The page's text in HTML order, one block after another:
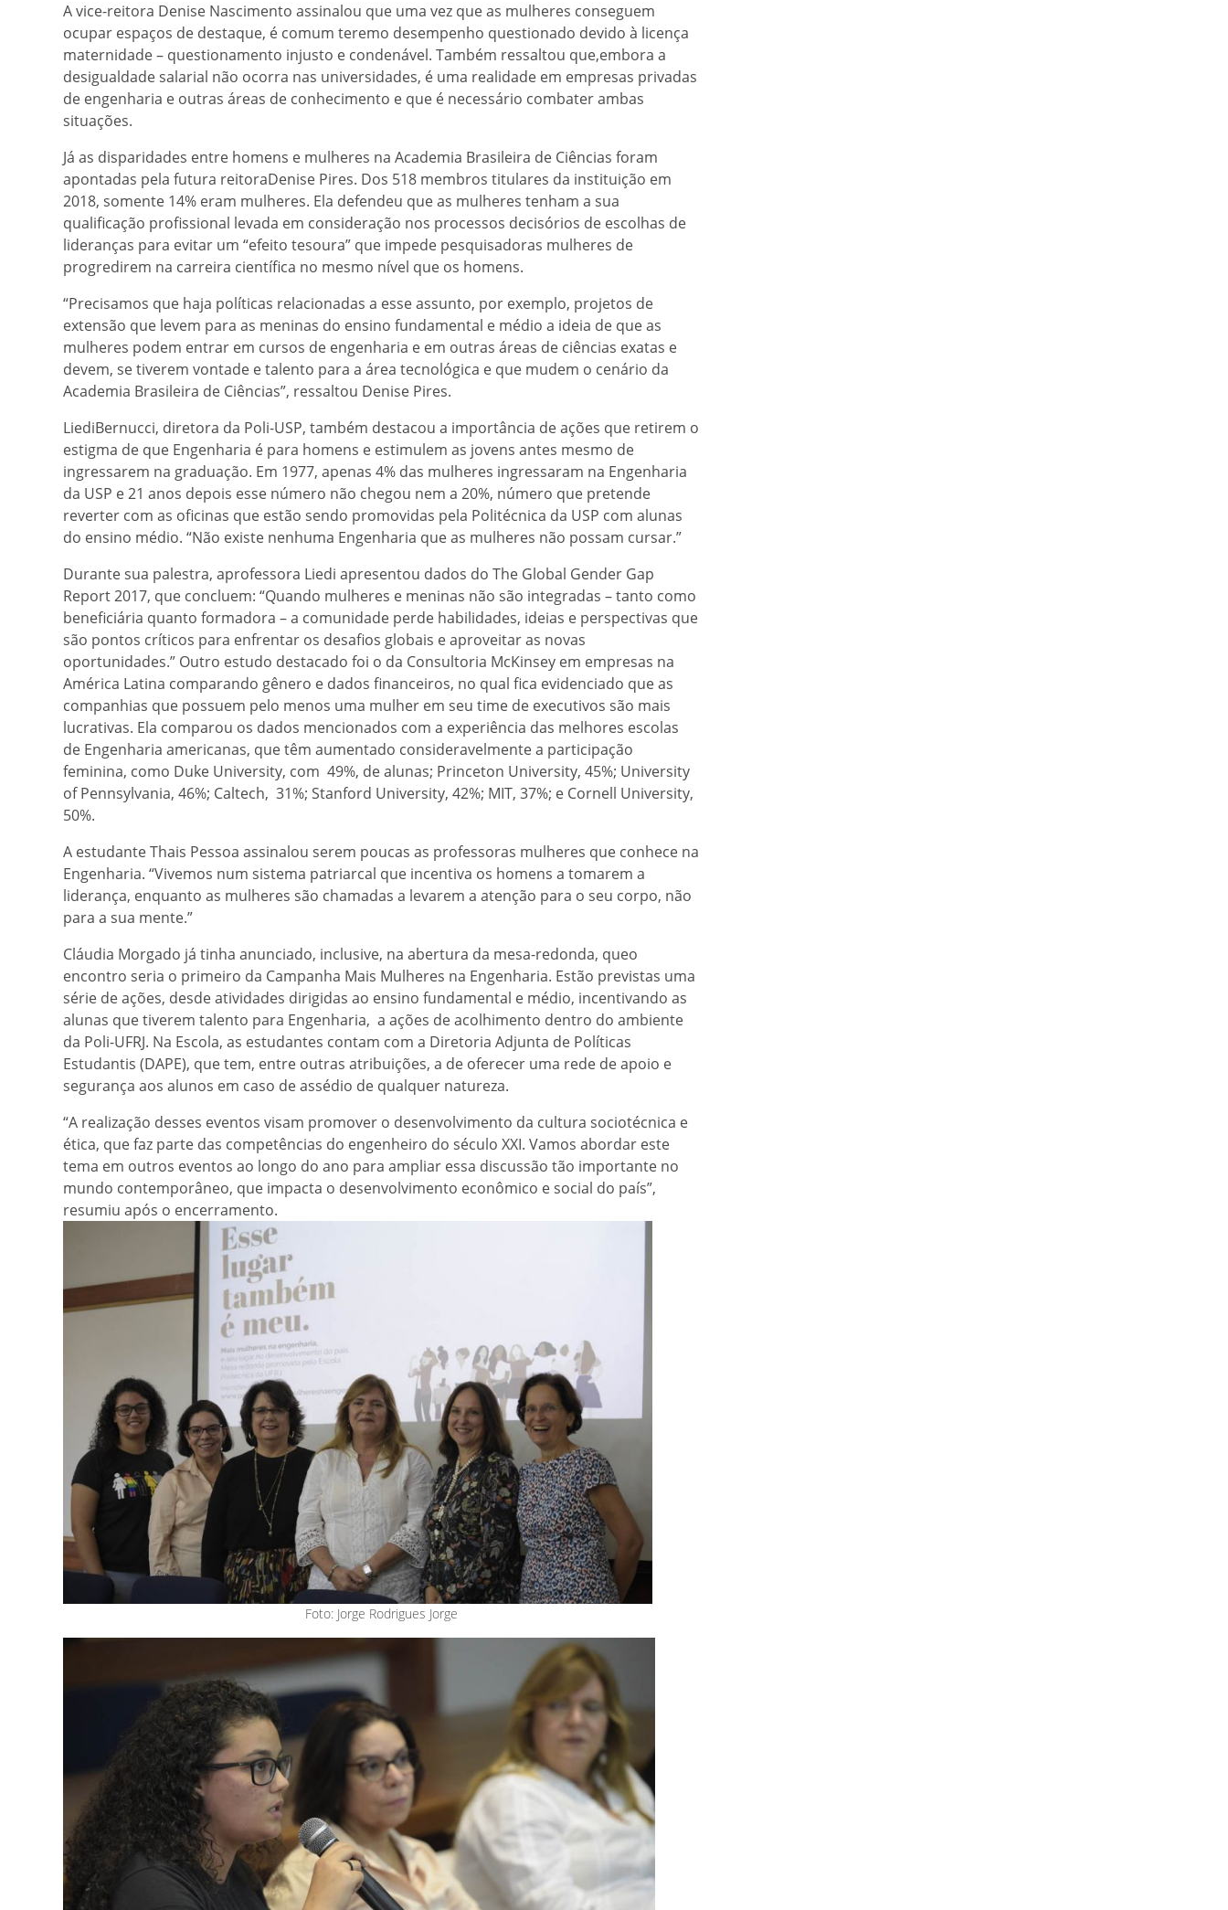
A vice-reitora Denise Nascimento assinalou que uma vez que as mulheres conseguem
ocupar espaços de destaque, é comum teremo desempenho questionado devido à licença
maternidade – questionamento injusto e condenável. Também ressaltou que,embora a
desigualdade salarial não ocorra nas universidades, é uma realidade em empresas privadas
de engenharia e outras áreas de conhecimento e que é necessário combater ambas
situações.
Já as disparidades entre homens e mulheres na Academia Brasileira de Ciências foram
apontadas pela futura reitoraDenise Pires. Dos 518 membros titulares da instituição em
2018, somente 14% eram mulheres. Ela defendeu que as mulheres tenham a sua
qualificação profissional levada em consideração nos processos decisórios de escolhas de
lideranças para evitar um “efeito tesoura” que impede pesquisadoras mulheres de
progredirem na carreira científica no mesmo nível que os homens.
“Precisamos que haja políticas relacionadas a esse assunto, por exemplo, projetos de
extensão que levem para as meninas do ensino fundamental e médio a ideia de que as
mulheres podem entrar em cursos de engenharia e em outras áreas de ciências exatas e
devem, se tiverem vontade e talento para a área tecnológica e que mudem o cenário da
Academia Brasileira de Ciências”, ressaltou Denise Pires.
LiediBernucci, diretora da Poli-USP, também destacou a importância de ações que retirem o
estigma de que Engenharia é para homens e estimulem as jovens antes mesmo de
ingressarem na graduação. Em 1977, apenas 4% das mulheres ingressaram na Engenharia
da USP e 21 anos depois esse número não chegou nem a 20%, número que pretende
reverter com as oficinas que estão sendo promovidas pela Politécnica da USP com alunas
do ensino médio. “Não existe nenhuma Engenharia que as mulheres não possam cursar.”
Durante sua palestra, aprofessora Liedi apresentou dados do The Global Gender Gap
Report 2017, que concluem: “Quando mulheres e meninas não são integradas – tanto como
beneficiária quanto formadora – a comunidade perde habilidades, ideias e perspectivas que
são pontos críticos para enfrentar os desafios globais e aproveitar as novas
oportunidades.” Outro estudo destacado foi o da Consultoria McKinsey em empresas na
América Latina comparando gênero e dados financeiros, no qual fica evidenciado que as
companhias que possuem pelo menos uma mulher em seu time de executivos são mais
lucrativas. Ela comparou os dados mencionados com a experiência das melhores escolas
de Engenharia americanas, que têm aumentado consideravelmente a participação
feminina, como Duke University, com 49%, de alunas; Princeton University, 45%; University
of Pennsylvania, 46%; Caltech, 31%; Stanford University, 42%; MIT, 37%; e Cornell University,
50%.
A estudante Thais Pessoa assinalou serem poucas as professoras mulheres que conhece na
Engenharia. “Vivemos num sistema patriarcal que incentiva os homens a tomarem a
liderança, enquanto as mulheres são chamadas a levarem a atenção para o seu corpo, não
para a sua mente.”
Cláudia Morgado já tinha anunciado, inclusive, na abertura da mesa-redonda, queo
encontro seria o primeiro da Campanha Mais Mulheres na Engenharia. Estão previstas uma
série de ações, desde atividades dirigidas ao ensino fundamental e médio, incentivando as
alunas que tiverem talento para Engenharia, a ações de acolhimento dentro do ambiente
da Poli-UFRJ. Na Escola, as estudantes contam com a Diretoria Adjunta de Políticas
Estudantis (DAPE), que tem, entre outras atribuições, a de oferecer uma rede de apoio e
segurança aos alunos em caso de assédio de qualquer natureza.
“A realização desses eventos visam promover o desenvolvimento da cultura sociotécnica e
ética, que faz parte das competências do engenheiro do século XXI. Vamos abordar este
tema em outros eventos ao longo do ano para ampliar essa discussão tão importante no
mundo contemporâneo, que impacta o desenvolvimento econômico e social do país”,
resumiu após o encerramento.
Foto: Jorge Rodrigues Jorge